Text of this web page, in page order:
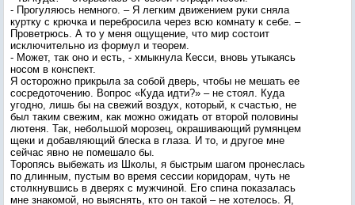
- Прогуляюсь немного. – Я легким движением руки сняла
куртку с крючка и перебросила через всю комнату к себе. –
Проветрюсь. А то у меня ощущение, что мир состоит
исключительно из формул и теорем.
- Может, так оно и есть, - хмыкнула Кесси, вновь утыкаясь
носом в конспект.
Я осторожно прикрыла за собой дверь, чтобы не мешать ее
сосредоточению. Вопрос «Куда идти?» – не стоял. Куда
угодно, лишь бы на свежий воздух, который, к счастью, не
был таким свежим, как можно ожидать от второй половины
лютеня. Так, небольшой морозец, окрашивающий румянцем
щеки и добавляющий блеска в глаза. И то, и другое мне
сейчас явно не помешало бы.
Торопясь выбежать из Школы, я быстрым шагом пронеслась
по длинным, пустым во время сессии коридорам, чуть не
столкнувшись в дверях с мужчиной. Его спина показалась
мне знакомой, но выяснять, кто он такой – не хотелось. Я,